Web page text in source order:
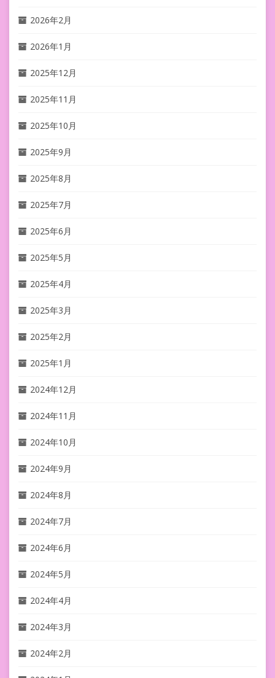
2026年2月
2026年1月
2025年12月
2025年11月
2025年10月
2025年9月
2025年8月
2025年7月
2025年6月
2025年5月
2025年4月
2025年3月
2025年2月
2025年1月
2024年12月
2024年11月
2024年10月
2024年9月
2024年8月
2024年7月
2024年6月
2024年5月
2024年4月
2024年3月
2024年2月